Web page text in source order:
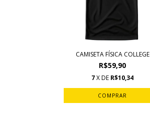
CAMISETA FÍSICA COLLEGE
R$59,90
7X DE R$10,34
COMPRAR